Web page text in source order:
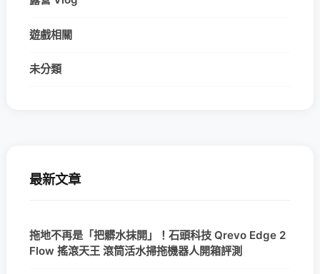
遊戲相關
未分類
最新文章
拖地不再是「把髒水抹開」！石頭科技 Qrevo Edge 2
Flow 搖滾天王 滾筒活水掃拖機器人開箱評測